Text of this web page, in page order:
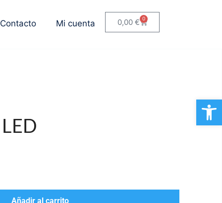
Contacto Mi cuenta 0,00 € 0
Añadir al carrito